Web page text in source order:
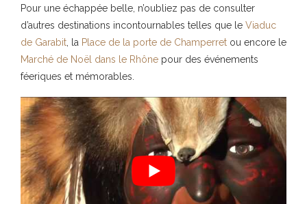
Pour une échappée belle, n’oubliez pas de consulter
d’autres destinations incontournables telles que le Viaduc
de Garabit , la Place de la porte de Champerret ou encore le
Marché de Noël dans le Rhône pour des événements
féeriques et mémorables.